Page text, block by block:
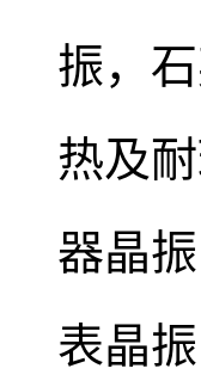
振，石
热及
器晶
表晶